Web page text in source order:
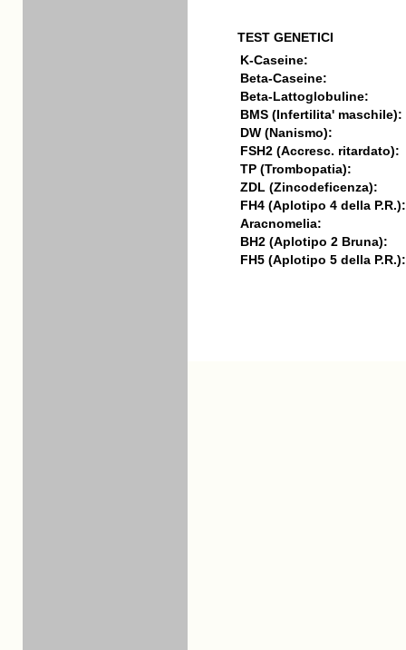
TEST GENETICI
K-Caseine:
Beta-Caseine:
Beta-Lattoglobuline:
BMS (Infertilita' maschile):
DW (Nanismo):
FSH2 (Accresc. ritardato):
TP (Trombopatia):
ZDL (Zincodeficenza):
FH4 (Aplotipo 4 della P.R.):
Aracnomelia:
BH2 (Aplotipo 2 Bruna):
FH5 (Aplotipo 5 della P.R.):